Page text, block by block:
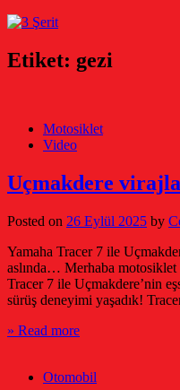
Etiket: gezi
Motosiklet
Video
Uçmakdere
Posted on 26 Eylül 2025 by
Yamaha Tracer 7 ile
aslında… Merhaba motosiklet
Tracer 7 ile Uçmakdere’nin
sürüş deneyimi yaşadık!
» Read more
Otomobil